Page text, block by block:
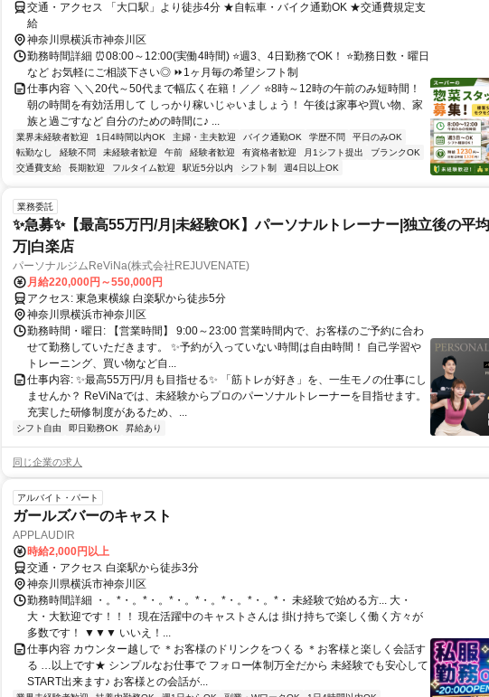
交通・アクセス 「大口駅」より徒歩4分 ★自転車・バイク通勤OK ★交通費規定支
給
神奈川県横浜市神奈川区
勤務時間詳細 ⏰08:00～12:00(実働4時間) ⭐週3、4日勤務でOK！ ⭐勤務日数・曜日
など お気軽にご相談下さい◎ ⏩1ヶ月毎の希望シフト制
仕事内容 ＼＼20代～50代まで幅広く在籍！／／ ⭐8時～12時の午前のみ短時間！
朝の時間を有効活用して しっかり稼いじゃいましょう！ 午後は家事や買い物、家
族と過ごすなど 自分のための時間に♪ ...
業界未経験者歓迎 1日4時間以内OK 主婦・主夫歓迎 バイク通勤OK 学歴不問
平日のみOK
転勤なし
経験不問 未経験者歓迎 午前 経験者歓迎 有資格者歓迎 月1シフト提出
ブランクOK
交通費支給
長期歓迎 フルタイム歓迎 駅近5分以内 シフト制 週4日以上OK
業務委託
✨️急募✨️【最高55万円/月|未経験OK】パーソナルトレーナー|独立後の平
万|白楽店
パーソナルジムReViNa(株式会社REJUVENATE)
月給220,000円～550,000円
アクセス: 東急東横線 白楽駅から徒歩5分
神奈川県横浜市神奈川区
勤務時間・曜日: 【営業時間】 9:00～23:00 営業時間内で、お客様のご予約に合わ
せて勤務していただきます。 ✨予約が入っていない時間は自由時間！ 自己学習や
トレーニング、買い物など自...
仕事内容: ✨最高55万円/月も目指せる✨ 「筋トレが好き」を、一生モノの仕事にし
ませんか？ ReViNaでは、未経験からプロのパーソナルトレーナーを目指せます。
充実した研修制度があるため、...
シフト自由 即日勤務OK 昇給あり
同じ企業の求人
アルバイト・パート
ガールズバーのキャスト
APPLAUDIR
時給2,000円以上
交通・アクセス 白楽駅から徒歩3分
神奈川県横浜市神奈川区
勤務時間詳細 ・。*・。*・。*・。*・。*・。*・。*・ 未経験で始める方... 大・
大・大歓迎です！！！ 現在活躍中のキャストさんは 掛け持ちで楽しく働く方々が
多数です！ ▼▼▼ いいえ！...
仕事内容 カウンター越しで ＊お客様のドリンクをつくる ＊お客様と楽しく会話す
る …以上です★ シンプルなお仕事で フォロー体制万全だから 未経験でも安心して
START出来ます♪ お客様との会話が...